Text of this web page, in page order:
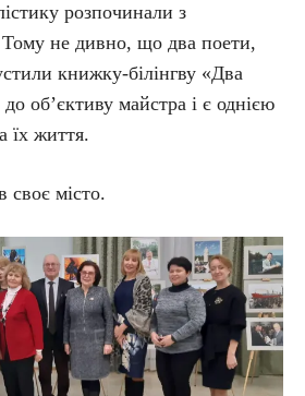
розпочинали з
Тому не дивно, що два поети,
книжку-білінгву «Два
об’єктиву майстра і є однією
їх життя.
місто.